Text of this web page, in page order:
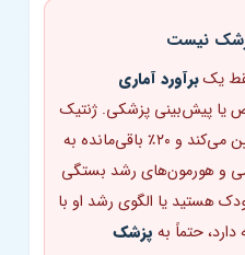
نیست
برآورد آماری
پزشکی. ژنتیک
حدود ۸۰٪ قد نهایی را تعیین می‌کند و ۲۰٪ باقی‌مانده به
هورمون‌های رشد بستگی
یا الگوی رشد او با
حتماً بهپزشک